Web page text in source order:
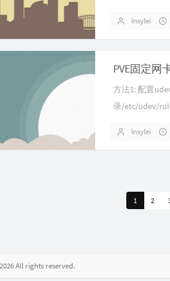
lnsylei
PVE固定网
方法1: 配置
录/etc/udev/
lnsylei
1 2
All rights reserved.